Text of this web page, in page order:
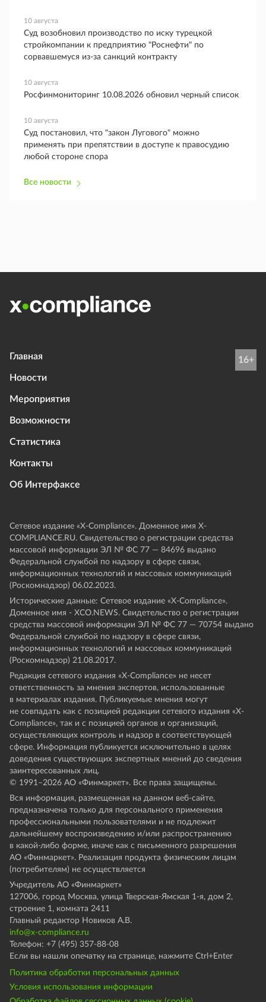
10 августа
Суд возобновил производство по иску турецкой
стройкомпании к предприятию "Роснефти" по
сорвавшемуся из-за санкций контракту
10 августа
Росфинмониторинг 10.08.2026 обновил черный список
10 августа
Суд постановил, что "закон Лугового" можно
применять при препятствии в доступе к правосудию
любой стороне спора
Все новости
Главная
Новости
Мероприятия
Возможности
Статистика
Контакты
Об Интерфаксе
16+
Сетевое издание «Х-Compliance». Доменное имя X-
COMPLIANCE.RU. Свидетельство о регистрации средства
массовой информации ЭЛ № ФС 77 — 84696 выдано
Федеральной службой по надзору в сфере связи,
информационных технологий и массовых коммуникаций
(Роскомнадзор) 06.02.2023.
Исторические данные: Сетевое издание «Х-Compliance».
Доменное имя - XCO.NEWS. Свидетельство о регистрации
средства массовой информации ЭЛ № ФС 77 — 70754 выдано
Федеральной службой по надзору в сфере связи,
информационных технологий и массовых коммуникаций
(Роскомнадзор) 21.08.2017.
Редакция сетевого издания «X-Compliance» не несет
ответственность за мнения экспертов, использованные
в материалах издания. Публикуемые мнения могут
не совпадать как с позицией редакции сетевого издания «X-
Compliance», так и с позицией органов и организаций,
осуществляющих контроль и надзор в соответствующей
сфере. Информация публикуется исключительно в целях
доведения существующих экспертных мнений до сведения
заинтересованных лиц.
© 1991–2026 АО «Финмаркет». Все права защищены.
Вся информация, размещенная на данном веб-сайте,
предназначена только для персонального применения
профессиональными пользователями и не подлежит
дальнейшему воспроизведению и/или распространению
в какой-либо форме, иначе как с письменного разрешения
АО «Финмаркет». Реализация продукта физическим лицам
(потребителям) не осуществляется
Учредитель АО «Финмаркет»
127006, город Москва, улица Тверская-Ямская 1-я, дом 2,
строение 1, комната 2411
Главный редактор Новиков А.В.
info@x-compliance.ru
Телефон: +7 (495) 357-88-08
Если вы нашли опечатку на странице, нажмите Ctrl+Enter
Политика обработки персональных данных
Условия использования информации